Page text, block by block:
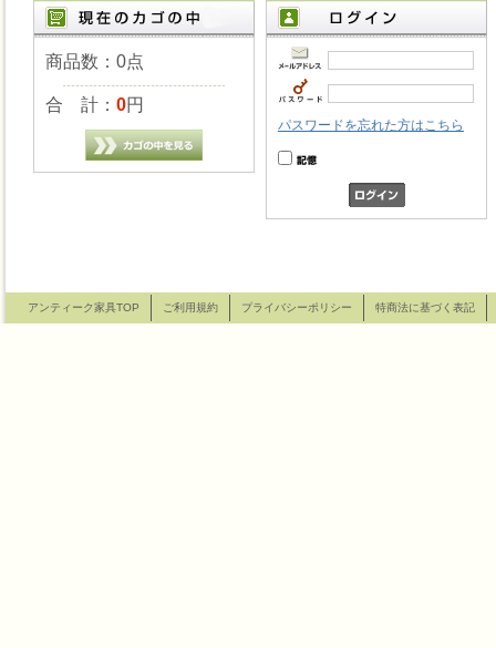
商品数：0点
合 計： 0円
パスワードを忘れた方はこちら
アンティーク家具TOP ご利用規約 プライバシーポリシー 特商法に基づく表記